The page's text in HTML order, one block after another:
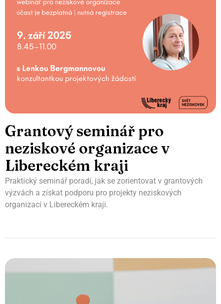
Grantový seminář pro
neziskové organizace v
Libereckém kraji
Praktický seminář poradí, jak se zorientovat v grantových
výzvách a získat podporu pro projekty neziskových
organizací v Libereckém kraji.